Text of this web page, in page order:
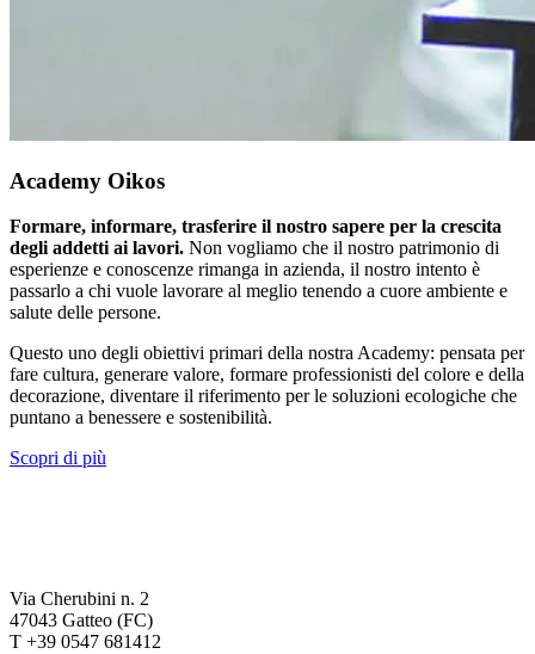
Academy Oikos
Formare, informare, trasferire il nostro sapere per la crescita
degli addetti ai lavori. Non vogliamo che il nostro patrimonio di
esperienze e conoscenze rimanga in azienda, il nostro intento è
passarlo a chi vuole lavorare al meglio tenendo a cuore ambiente e
salute delle persone.
Questo uno degli obiettivi primari della nostra Academy: pensata per
fare cultura, generare valore, formare professionisti del colore e della
decorazione, diventare il riferimento per le soluzioni ecologiche che
puntano a benessere e sostenibilità.
Scopri di più
Via Cherubini n. 2
47043 Gatteo (FC)
T +39 0547 681412